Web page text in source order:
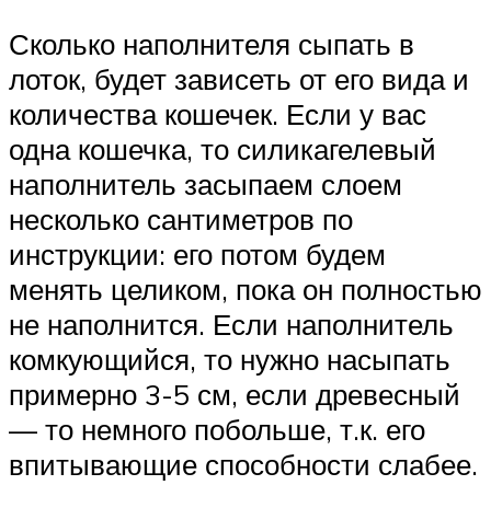
Сколько наполнителя сыпать в
лоток, будет зависеть от его вида и
количества кошечек. Если у вас
одна кошечка, то силикагелевый
наполнитель засыпаем слоем
несколько сантиметров по
инструкции: его потом будем
менять целиком, пока он полностью
не наполнится. Если наполнитель
комкующийся, то нужно насыпать
примерно 3-5 см, если древесный
— то немного побольше, т.к. его
впитывающие способности слабее.